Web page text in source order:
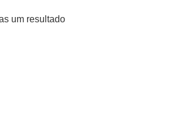
um resultado